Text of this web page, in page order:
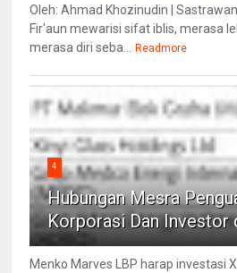
Oleh: Ahmad Khozinudin |
Fir'aun mewarisi sifat iblis, merasa
merasa diri seba... Readmore
4
Hubungan Mesra
Korporasi Dan Investor
Menko Marves LBP harap investasi